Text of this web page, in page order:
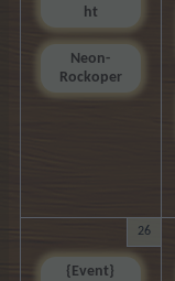
ht
Neon-
Rockoper
26
{Event}